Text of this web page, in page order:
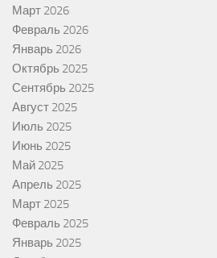
Март 2026
Февраль 2026
Январь 2026
Октябрь 2025
Сентябрь 2025
Август 2025
Июль 2025
Июнь 2025
Май 2025
Апрель 2025
Март 2025
Февраль 2025
Январь 2025